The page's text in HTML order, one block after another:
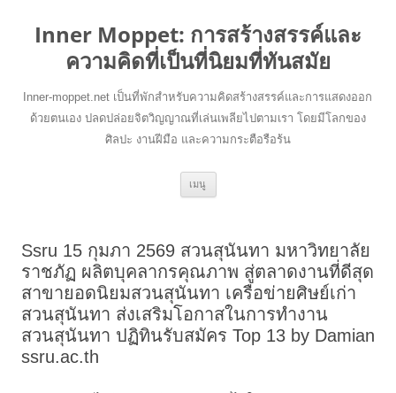
Inner Moppet: การสร้างสรรค์และ
ความคิดที่เป็นที่นิยมที่ทันสมัย
Inner-moppet.net เป็นที่พักสำหรับความคิดสร้างสรรค์และการแสดงออก
ด้วยตนเอง ปลดปล่อยจิตวิญญาณที่เล่นเพลียไปตามเรา โดยมีโลกของ
ศิลปะ งานฝีมือ และความกระตือรือร้น
เมนู
Ssru 15 กุมภา 2569 สวนสุนันทา มหาวิทยาลัย
ราชภัฏ ผลิตบุคลากรคุณภาพ สู่ตลาดงานที่ดีสุด
สาขายอดนิยมสวนสุนันทา เครือข่ายศิษย์เก่า
สวนสุนันทา ส่งเสริมโอกาสในการทำงาน
สวนสุนันทา ปฏิทินรับสมัคร Top 13 by Damian
ssru.ac.th